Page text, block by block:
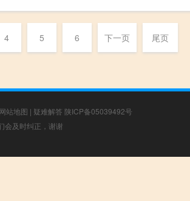
4 5 6 下一页 尾页
网站地图 | 疑难解答 陕ICP备05039492号
会及时纠正，谢谢